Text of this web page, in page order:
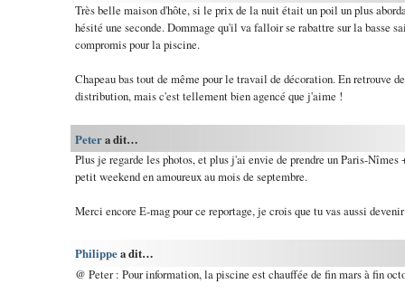
Très belle maison d'hôte, si le prix de la nuit était un poil un plus
hésité une seconde. Dommage qu'il va falloir se rabattre sur la basse
compromis pour la piscine.
Chapeau bas tout de même pour le travail de décoration. En retrouve
distribution, mais c'est tellement bien agencé que j'aime !
Petera dit…
Plus je regarde les photos, et plus j'ai envie de prendre un Paris-
petit weekend en amoureux au mois de septembre.
Merci encore E-mag pour ce reportage, je crois que tu vas aussi
Philippea dit…
@ Peter : Pour information, la piscine est chauffée de fin mars à fin